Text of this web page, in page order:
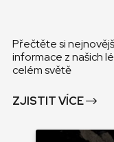
Přečtěte si
informace z našich
celém světě
ZJISTIT VÍCE